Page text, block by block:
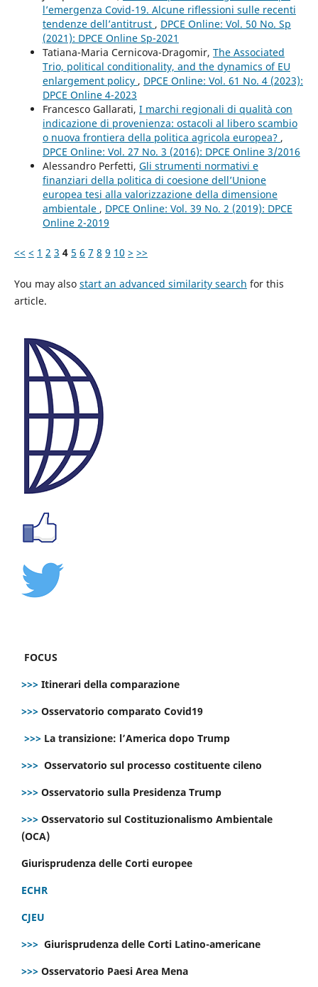
l’emergenza Covid-19. Alcune riflessioni sulle recenti
tendenze dell’antitrust , DPCE Online: Vol. 50 No. Sp
(2021): DPCE Online Sp-2021
Tatiana-Maria Cernicova-Dragomir, The Associated
Trio, political conditionality, and the dynamics of EU
enlargement policy , DPCE Online: Vol. 61 No. 4 (2023):
DPCE Online 4-2023
Francesco Gallarati, I marchi regionali di qualità con
indicazione di provenienza: ostacoli al libero scambio
o nuova frontiera della politica agricola europea? ,
DPCE Online: Vol. 27 No. 3 (2016): DPCE Online 3/2016
Alessandro Perfetti, Gli strumenti normativi e
finanziari della politica di coesione dell’Unione
europea tesi alla valorizzazione della dimensione
ambientale , DPCE Online: Vol. 39 No. 2 (2019): DPCE
Online 2-2019
<< < 1 2 3 4 5 6 7 8 9 10 > >>
You may also start an advanced similarity search for this
article.
FOCUS
>>> Itinerari della comparazione
>>> Osservatorio comparato Covid19
>>> La transizione: l’America dopo Trump
>>> Osservatorio sul processo costituente cileno
>>> Osservatorio sulla Presidenza Trump
>>> Osservatorio sul Costituzionalismo Ambientale
(OCA)
Giurisprudenza delle Corti europee
ECHR
CJEU
>>> Giurisprudenza delle Corti Latino-americane
>>> Osservatorio Paesi Area Mena